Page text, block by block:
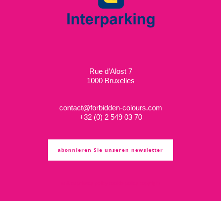
Rue d’Alost 7
1000 Bruxelles
contact@forbidden-colours.com
+32 (0) 2 549 03 70
abonnieren Sie unseren newsletter